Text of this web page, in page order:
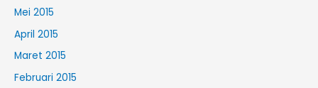
Mei 2015
April 2015
Maret 2015
Februari 2015